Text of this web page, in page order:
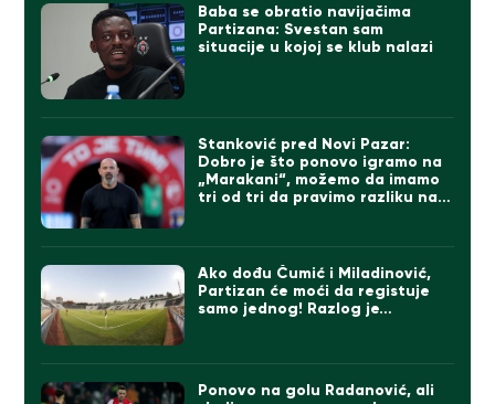
Baba se obratio navijačima
Partizana: Svestan sam
situacije u kojoj se klub nalazi
Stanković pred Novi Pazar:
Dobro je što ponovo igramo na
„Marakani“, možemo da imamo
tri od tri da pravimo razliku na
Ako dođu Čumić i Miladinović,
Partizan će moći da registuje
samo jednog! Razlog je…
Ponovo na golu Radanović, ali